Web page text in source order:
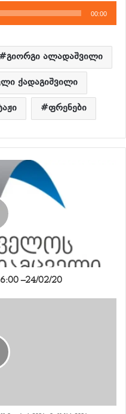
00:00
გიორგი ალადაშვილი
ქადაგიშვილი
ფრენები
–24/02/20